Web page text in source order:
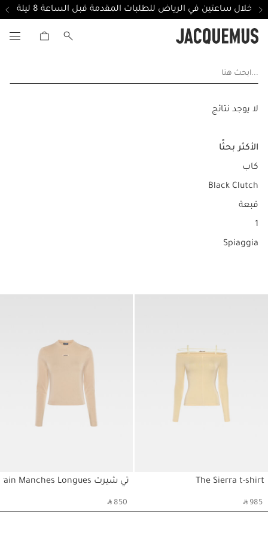
خلال ساعتين في الرياض للطلبات المقدمة قبل الساعة 8 ليلة
...ابحث هنا
لا يوجد نتائج
الأكثر بحثًا
كاب
Black Clutch
قبعة
1
Spiaggia
The Sierra t-shirt
‎ ⃁ 985 ‎
تي شيرت Le T-Shirt Gros Grain Manches Longues
حسابي
‎ ⃁ 850 ‎
حسابي